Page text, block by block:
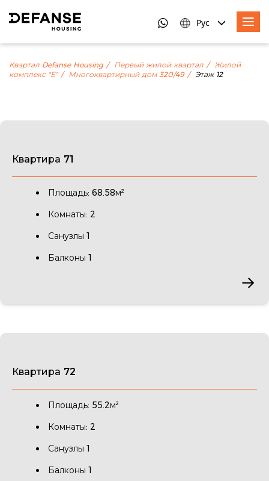
Рус
Квартал Defanse Housing Первый жилой квартал
Жилой
комплекс "Е"
Многоквартирный дом 320/49 Этаж 12
Квартира 71
Площадь: 68.58м²
Комнаты: 2
Санузлы 1
Балконы 1
Квартира 72
Площадь: 55.2м²
Комнаты: 2
Санузлы 1
Балконы 1